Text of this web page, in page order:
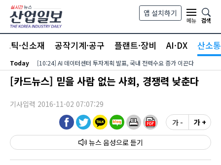
본문 바로가기
앱 설치하기
메뉴
검색
틱·신소재 공작기계·공구 플랜트·장비 AI·DX 산소통
Today [10:24] AI 데이터센터 투자계획 발표, 국내 전력수요 증가 이끈다
[카드뉴스] 믿을 사람 없는 사회, 경쟁력 낮춘다
기사입력 2016-11-02 07:07:29
뉴스 음성
가 - 가 +